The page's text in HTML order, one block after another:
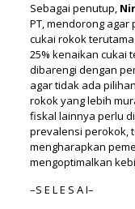
Sebagai penutup,
PT, mendorong
cukai rokok
25% kenaikan cukai
dibarengi dengan
agar tidak ada
rokok yang lebih
fiskal lainnya perlu
prevalensi perokok,
mengharapkan
mengoptimalkan
–S E L E S A I–